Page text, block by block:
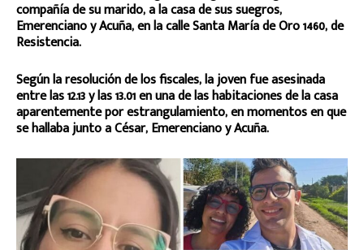
compañía de su marido, a la casa de sus suegros,
Emerenciano y Acuña, en la calle Santa María de Oro 1460, de
Resistencia.
Según la resolución de los fiscales, la joven fue asesinada
entre las 12.13 y las 13.01 en una de las habitaciones de la casa
aparentemente por estrangulamiento, en momentos en que
se hallaba junto a César, Emerenciano y Acuña.